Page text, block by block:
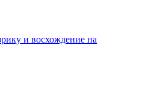
и восхождение на